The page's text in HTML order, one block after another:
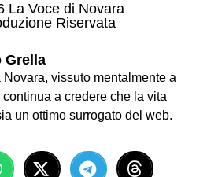
La Voce di Novara
Riservata
Grella
Novara, vissuto mentalmente a
continua a credere che la vita
un ottimo surrogato del web.